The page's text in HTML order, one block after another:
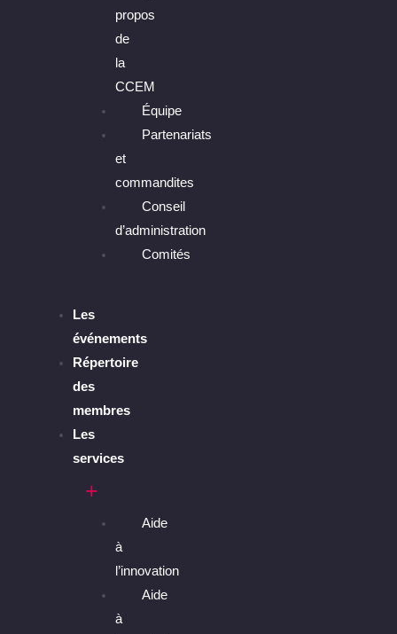
propos
de
la
CCEM
Équipe
Partenariats
et
commandites
Conseil
d’administration
Comités
Les
événements
Répertoire
des
membres
Les
services
Aide
à
l’innovation
Aide
à